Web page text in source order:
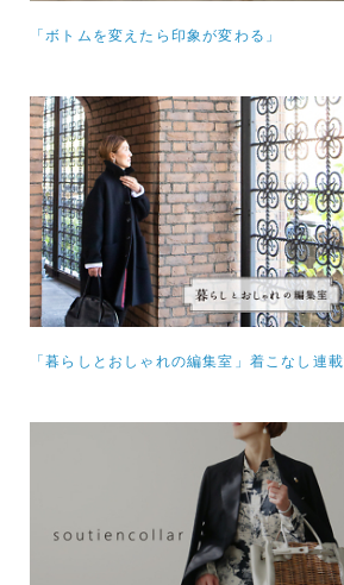
「ボトムを変えたら印象が変わる」
「暮らしとおしゃれの編集室」着こなし連載